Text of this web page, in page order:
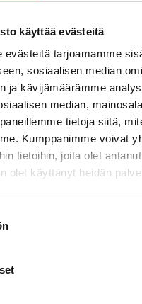
käyttää evästeitä
evästeitä tarjoamamme
sosiaalisen median
ja kävijämäärämme
median,
tietoja siitä,
Kumppanimme voivat
tietoihin, joita olet
olet käyttänyt heidän